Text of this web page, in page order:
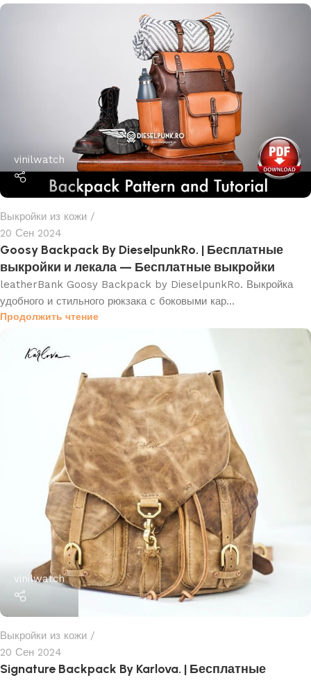
vinilwatch
Выкройки из кожи
20 Сен 2024
Goosy Backpack By DieselpunkRo. | Бесплатные
выкройки и лекала — Бесплатные выкройки
leatherBank Goosy Backpack by DieselpunkRo. Выкройка
удобного и стильного рюкзака с боковыми кар...
Продолжить чтение
vinilwatch
Выкройки из кожи
20 Сен 2024
Signature Backpack By Karlova. | Бесплатные